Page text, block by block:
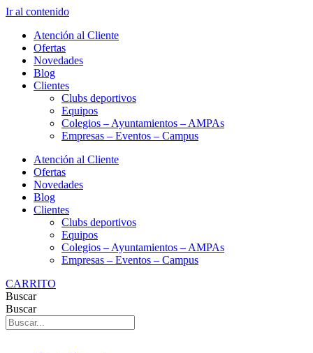
Ir al contenido
Atención al Cliente
Ofertas
Novedades
Blog
Clientes
Clubs deportivos
Equipos
Colegios – Ayuntamientos – AMPAs
Empresas – Eventos – Campus
Atención al Cliente
Ofertas
Novedades
Blog
Clientes
Clubs deportivos
Equipos
Colegios – Ayuntamientos – AMPAs
Empresas – Eventos – Campus
CARRITO
Buscar
Buscar